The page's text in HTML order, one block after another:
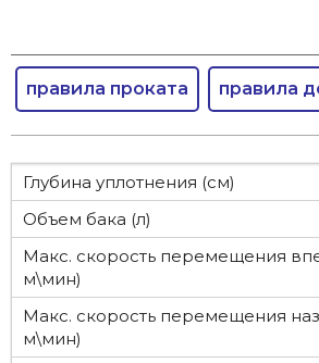
правила проката правила
Глубина уплотнения (см)
Объем бака (л)
Макс. скорость перемещения
м\мин)
Макс. скорость перемещения
м\мин)